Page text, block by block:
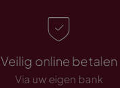
Veilig online betalen
Via uw eigen bank